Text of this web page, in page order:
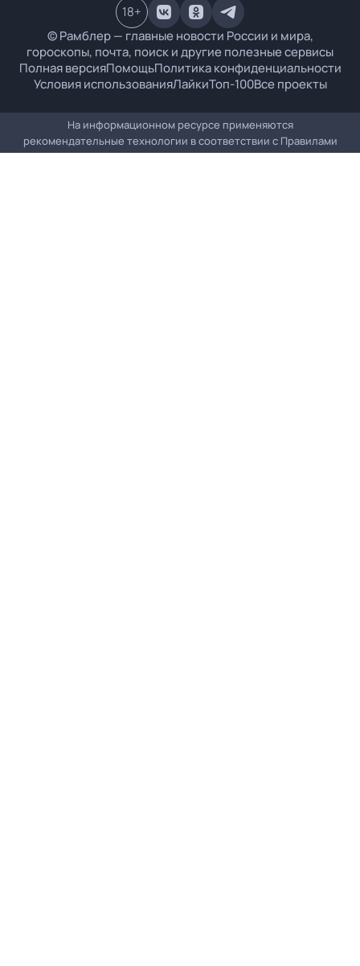
© Рамблер — главные новости России и мира,
гороскопы, почта, поиск и другие полезные сервисы
Полная версияПомощьПолитика конфиденциальности
Условия использованияЛайкиТоп-100Все проекты
18+
На информационном ресурсе применяются
рекомендательные технологии в соответствии с Правилами